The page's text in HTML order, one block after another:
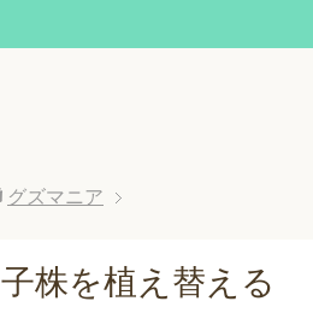
グズマニア
株を植え替える